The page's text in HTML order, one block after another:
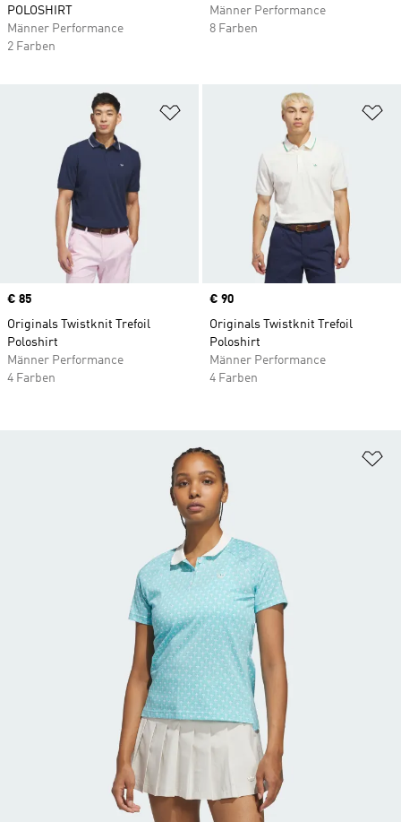
POLOSHIRT
Männer Performance
2 Farben
Männer Performance
8 Farben
Zur Wunschliste hinzufügen
Price
€ 85
Originals Twistknit Trefoil
Poloshirt
Männer Performance
4 Farben
Price
€ 90
Originals Twistknit Trefoil
Poloshirt
Männer Performance
4 Farben